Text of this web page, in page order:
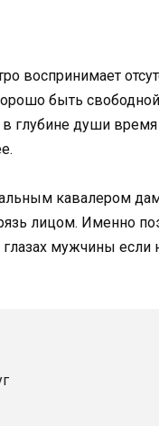
воспринимает
быть
глубине души
кавалером
лицом. Именно
мужчины если